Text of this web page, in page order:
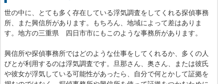
世の中に、とても多く存在している浮気調査をしてくれる探偵事務
所、また興信所があります。もちろん、地域によって差はありま
す。地方の三重県 四日市市にもこのような事務所があります。
興信所や探偵事務所ではどのような仕事をしてくれるか、多くの人
びとが利用するのは浮気調査です。旦那さん、奥さん、または彼氏
や彼女が浮気している可能性があったら、自分で何とかして証拠を